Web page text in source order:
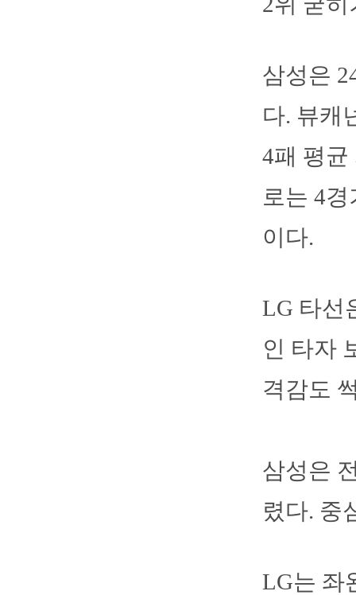
삼성은
다. 뷰캐
4패 평균
로는 4
이다.
LG 타선
인 타자
격감도
삼성은
렸다. 중
LG는 좌